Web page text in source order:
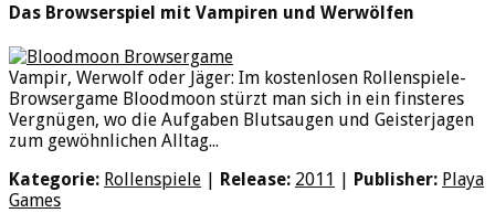
Das Browserspiel mit Vampiren und Werwölfen
Vampir, Werwolf oder Jäger: Im kostenlosen Rollenspiele-
Browsergame Bloodmoon stürzt man sich in ein finsteres
Vergnügen, wo die Aufgaben Blutsaugen und Geisterjagen
zum gewöhnlichen Alltag...
Kategorie: Rollenspiele Release: 2011 Publisher: Playa
Games